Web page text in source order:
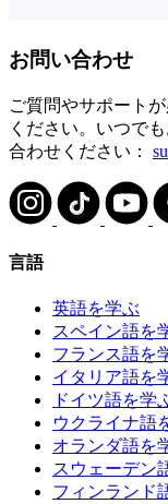
お問い合わせ
ご質問やサポート
ください。いつで
合わせください：
言語
英語を学ぶ
スペイン語を
フランス語を
イタリア語を
ドイツ語を学
ウクライナ語
オランダ語を
スウェーデン
フィンランド